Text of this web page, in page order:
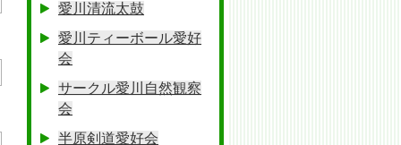
愛川清流太鼓
愛川ティーボール愛好
会
サークル愛川自然観察
会
半原剣道愛好会